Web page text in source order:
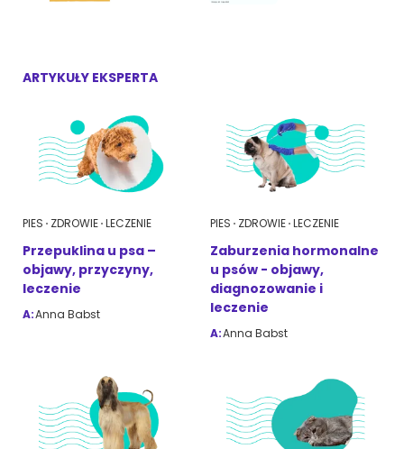
ARTYKUŁY EKSPERTA
PIES ZDROWIE LECZENIE
Przepuklina u psa –
objawy, przyczyny,
leczenie
A:Anna Babst
PIES ZDROWIE LECZENIE
Zaburzenia hormonalne
u psów - objawy,
diagnozowanie i
leczenie
A:Anna Babst